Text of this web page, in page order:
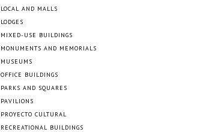
LOCAL AND MALLS
LODGES
MIXED-USE BUILDINGS
MONUMENTS AND MEMORIALS
MUSEUMS
OFFICE BUILDINGS
PARKS AND SQUARES
PAVILIONS
PROYECTO CULTURAL
RECREATIONAL BUILDINGS